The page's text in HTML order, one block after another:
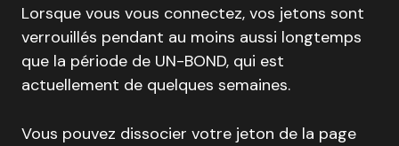
Lorsque vous vous connectez, vos jetons sont
verrouillés pendant au moins aussi longtemps
que la période de UN-BOND, qui est
actuellement de quelques semaines.
Vous pouvez dissocier votre jeton de la page